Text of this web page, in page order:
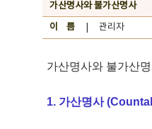
가산명사와 불가산명사
이 름 | 관리자
가산명사와 불가산
1. 가산명사